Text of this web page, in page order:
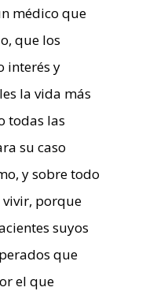
médico que
que los
interés y
la vida más
todas las
su caso
y sobre todo
vivir, porque
suyos
que
el que